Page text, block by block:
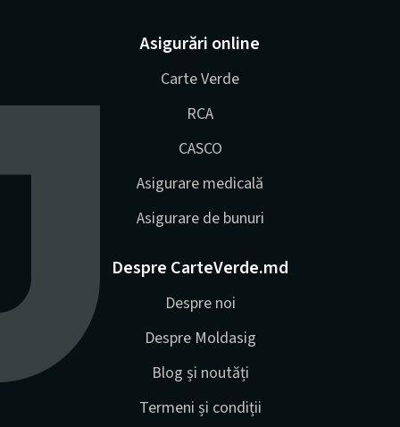
Asigurări online
Carte Verde
RCA
CASCO
Asigurare medicală
Asigurare de bunuri
Despre CarteVerde.md
Despre noi
Despre Moldasig
Blog și noutăți
Termeni și condiții